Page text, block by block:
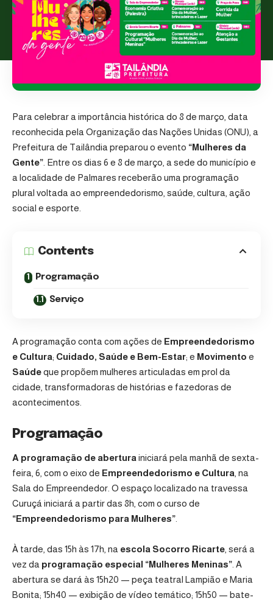
Para celebrar a importância histórica do 8 de março, data
reconhecida pela Organização das Nações Unidas (ONU) , a
Prefeitura de Tailândia preparou o evento “Mulheres da
Gente” . Entre os dias 6 e 8 de março, a sede do município e
a localidade de Palmares receberão uma programação
plural voltada ao empreendedorismo, saúde, cultura, ação
social e esporte.
Contents
Programação
Serviço
A programação conta com ações de Empreendedorismo
e Cultura; Cuidado, Saúde e Bem-Estar; e Movimento e
Saúdeque propõem mulheres articuladas em prol da
cidade, transformadoras de histórias e fazedoras de
acontecimentos.
Programação
A programação de abertura iniciará pela manhã de sexta-
feira, 6, com o eixo de Empreendedorismo e Cultura , na
Sala do Empreendedor. O espaço localizado na travessa
Curuçá iniciará a partir das 8h, com o curso de
“Empreendedorismo para Mulheres”
À tarde, das 15h às 17h, na escola Socorro Ricarte , será a
vez da programação especial “Mulheres Meninas” . A
abertura se dará às 15h20 — peça teatral Lampião e Maria
Bonita; 15h40 — exibição de vídeo temático; 15h50 — bate-